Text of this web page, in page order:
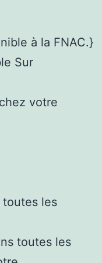
à la FNAC.}
Sur
votre
toutes les
toutes les